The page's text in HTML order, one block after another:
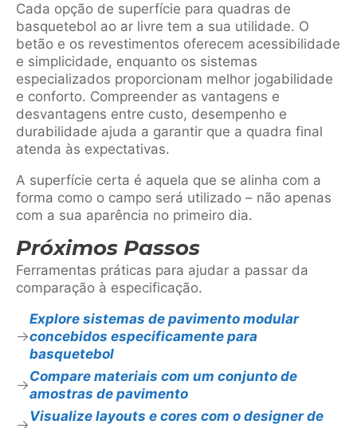
Cada opção de superfície para quadras de
basquetebol ao ar livre tem a sua utilidade. O
betão e os revestimentos oferecem acessibilidade
e simplicidade, enquanto os sistemas
especializados proporcionam melhor jogabilidade
e conforto. Compreender as vantagens e
desvantagens entre custo, desempenho e
durabilidade ajuda a garantir que a quadra final
atenda às expectativas.
A superfície certa é aquela que se alinha com a
forma como o campo será utilizado – não apenas
com a sua aparência no primeiro dia.
Próximos Passos
Ferramentas práticas para ajudar a passar da
comparação à especificação.
Explore sistemas de pavimento modular
concebidos especificamente para
basquetebol
Compare materiais com um conjunto de
amostras de pavimento
Visualize layouts e cores com o designer de